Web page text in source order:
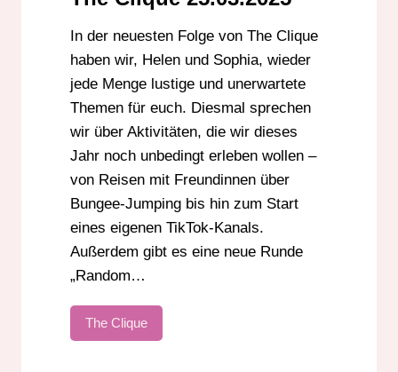
In der neuesten Folge von The Clique
haben wir, Helen und Sophia, wieder
jede Menge lustige und unerwartete
Themen für euch. Diesmal sprechen
wir über Aktivitäten, die wir dieses
Jahr noch unbedingt erleben wollen –
von Reisen mit Freundinnen über
Bungee-Jumping bis hin zum Start
eines eigenen TikTok-Kanals.
Außerdem gibt es eine neue Runde
„Random…
The Clique